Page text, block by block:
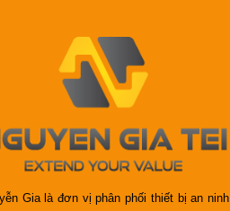
Gia là đơn vị phân phối thiết bị an ninh